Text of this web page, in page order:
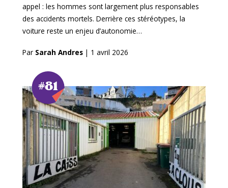
appel : les hommes sont largement plus responsables
des accidents mortels. Derrière ces stéréotypes, la
voiture reste un enjeu d’autonomie…
Par Sarah Andres | 1 avril 2026
#81